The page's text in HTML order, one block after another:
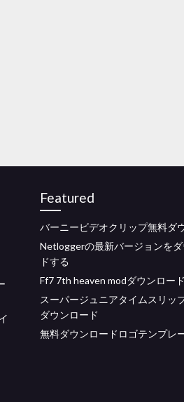
Featured
バーニービデオクリップ無料ダ
Netloggerの最新バージョンを
ドする
Ff7 7th heaven modダウンロード
スーパージュニアタイムスリッ
ダウンロード
無料ダウンロードロゴテンプレ